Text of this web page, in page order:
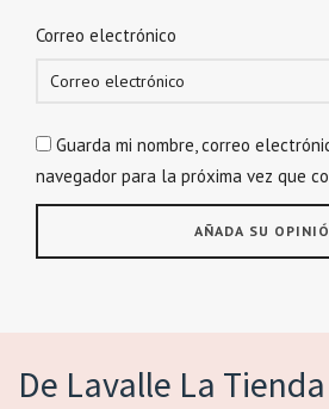
Correo electrónico
Guarda mi nombre, correo
navegador para la próxima vez que
De Lavalle La Tienda